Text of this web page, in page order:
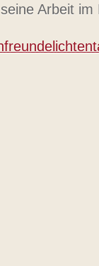
Arbeit im